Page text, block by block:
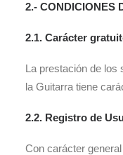
2.- CONDICIONES
2.1. Carácter
La prestación de los
la Guitarra tiene
2.2. Registro de
Con carácter